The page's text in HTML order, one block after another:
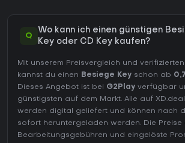
Q
Wo kann ich einen günstigen
Key oder CD Key kaufen?
Mit unserem Preisvergleich und
kannst du einen Besiege Key schon ab
Dieses Angebot ist bei G2Play verfügbar
günstigsten auf dem Markt. Alle auf
werden digital geliefert und können nach
sofort heruntergeladen werden. Die Preise
Bearbeitungsgebühren und eingelöste